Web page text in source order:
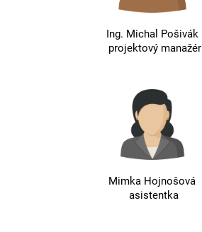
Ing. Michal Pošivák
projektový manažér
Mimka Hojnošová
asistentka